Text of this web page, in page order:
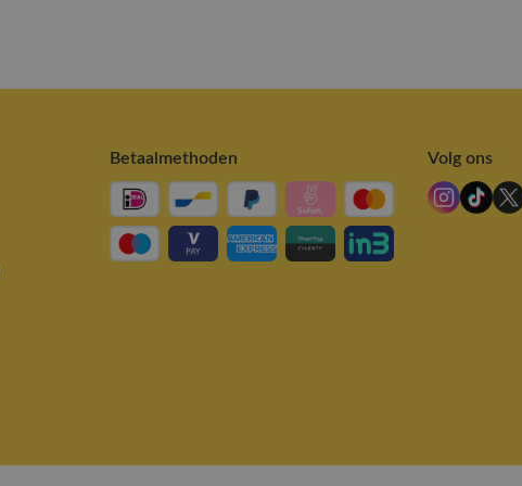
Betaalmethoden Volg ons